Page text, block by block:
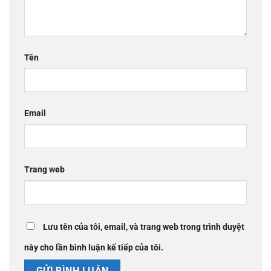
Tên
Email
Trang web
Lưu tên của tôi, email, và trang web trong trình duyệt
này cho lần bình luận kế tiếp của tôi.